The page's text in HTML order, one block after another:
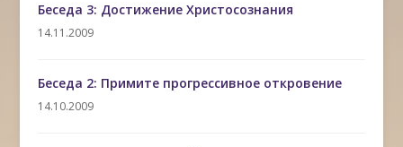
Беседа 3: Достижение Христосознания
14.11.2009
Беседа 2: Примите прогрессивное откровение
14.10.2009